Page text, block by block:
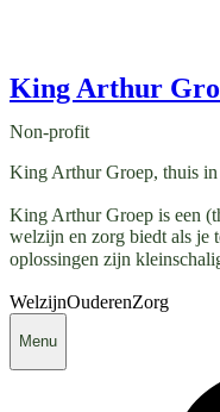
King Arthur
Non-profit
King Arthur Groep, thuis in
King Arthur Groep is een
welzijn en zorg biedt als je
oplossingen zijn
WelzijnOuderenZorg
Menu